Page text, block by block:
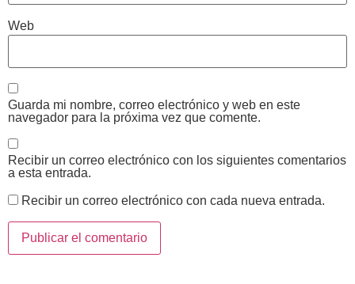
Web
Guarda mi nombre, correo electrónico y web en este
navegador para la próxima vez que comente.
Recibir un correo electrónico con los siguientes comentarios
a esta entrada.
Recibir un correo electrónico con cada nueva entrada.